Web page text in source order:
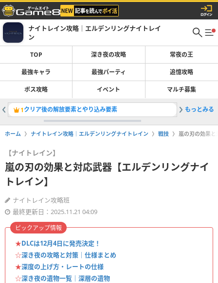
ナイトレイン攻略｜エルデンリングナイトレイ
ン
TOP 深き夜の攻略 常夜の王
最強キャラ 最強パーティ 追憶攻略
ボス攻略 イベント マルチ募集
1クリア後の解放要素とやり込み要素 2遺物ガ
もっとみる
ホーム ナイトレイン攻略｜エルデンリングナイトレイン 戦技 嵐の刃の効果と
【ナイトレイン】
嵐の刃の効果と対応武器【エルデンリングナイ
トレイン】
ナイトレイン攻略班
最終更新日：2025.11.21 04:09
★DLCは12月4日に発売決定！
☆深き夜の攻略と対策｜仕様まとめ
★深度の上げ方・レートの仕様
☆深き夜の遺物一覧｜深層の遺物
ピックアップ情報